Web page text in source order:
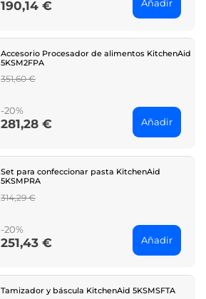
Price
190,14 € Añadir
Accesorio Procesador de alimentos KitchenAid
5KSM2FPA
Regular
351,60 €
-20%
Price
281,28 € Añadir
Set para confeccionar pasta KitchenAid
5KSMPRA
Regular
314,29 €
-20%
Price
251,43 € Añadir
Tamizador y báscula KitchenAid 5KSMSFTA